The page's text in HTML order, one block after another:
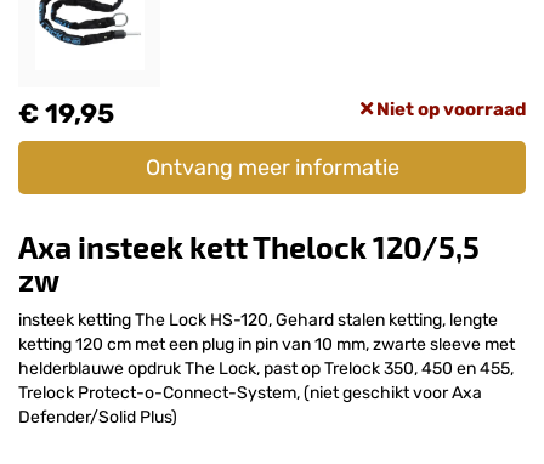
€ 19,95 Niet op voorraad
Ontvang meer informatie
Axa insteek kett Thelock 120/5,5
zw
insteek ketting The Lock HS-120, Gehard stalen ketting, lengte
ketting 120 cm met een plug in pin van 10 mm, zwarte sleeve met
helderblauwe opdruk The Lock, past op Trelock 350, 450 en 455,
Trelock Protect-o-Connect-System, (niet geschikt voor Axa
Defender/Solid Plus)